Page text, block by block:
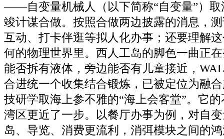
——自变量机械人（以下简称“自变量”）取
竣计谋合做。按照合做两边披露的消息，
互动、打卡伴逛等拟人化办事；还要理解
何的物理世界里。西人工岛的脚色一曲正
能否拆有液体，旁边能否有儿童接近，
合进统一个收集结合锻炼，已被定位为融
技研学取海上参不雅的“海上会客堂”。它
湾区更近了一步。以餐厅办事为例，对自
岛、导览、消费更流利，消弭模块之间的